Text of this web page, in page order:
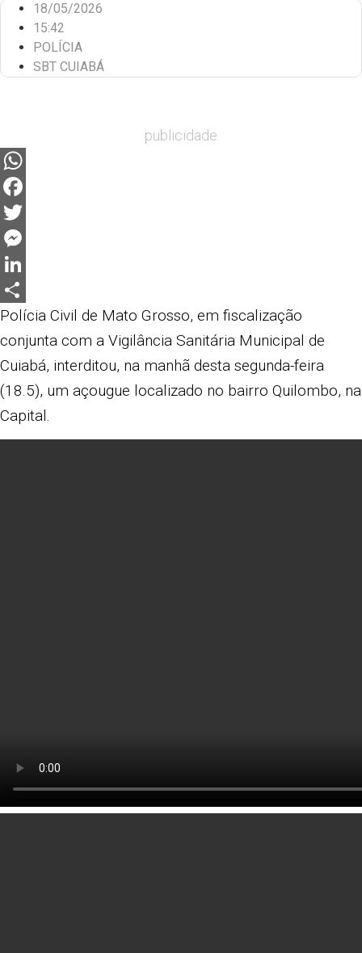
18/05/2026
15:42
POLÍCIA
SBT CUIABÁ
publicidade
WhatsApp
Facebook
Twitter
Messenger
LinkedIn
Share
Polícia Civil de Mato Grosso, em fiscalização
conjunta com a Vigilância Sanitária Municipal de
Cuiabá, interditou, na manhã desta segunda-feira
(18.5), um açougue localizado no bairro Quilombo, na
Capital.